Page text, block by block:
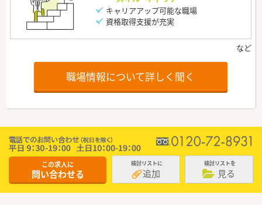
キャリアアップ可能な職場
資格取得支援が充実
職場情報について詳しく聞く
この求人に
問い合わせる
検討リストに
追加
検討リストを
見る